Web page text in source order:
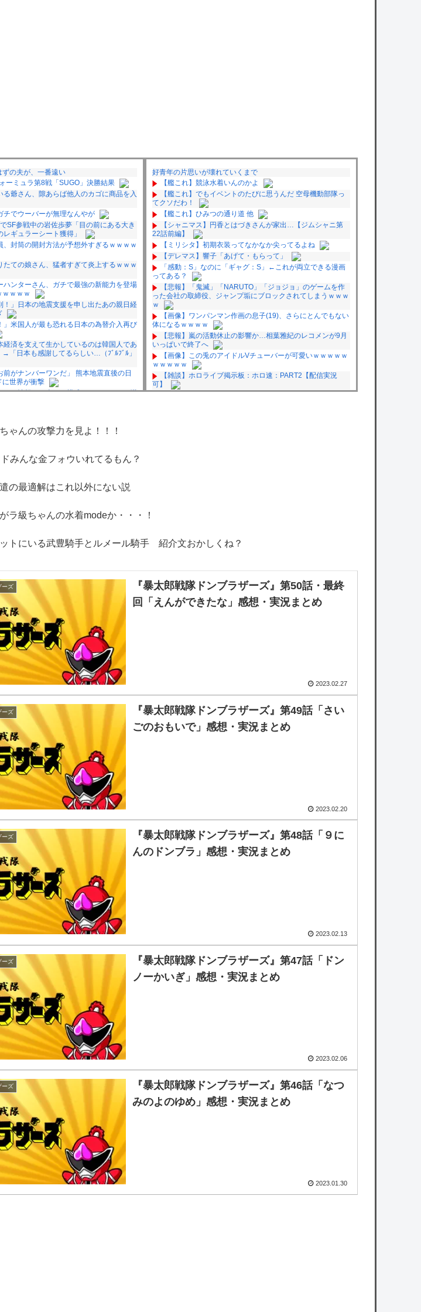
の夫が、一番遠い
ーミュラ第8戦「SUGO」決勝結果
る爺さん、隙あらば他人のカゴに商品を入
チでウーバーが無理なんやが
SF参戦中の岩佐歩夢「目の前にある大き
ギュラーシート獲得」
、封筒の開封方法が予想外すぎるｗｗｗｗ
たての娘さん、猛者すぎて炎上するｗｗｗ
ハンターさん、ガチで最強の新能力を登場
ｗｗｗ
！」日本の地震支援を申し出たあの親日経
」米国人が最も恐れる日本の為替介入再び
経済を支えて生かしているのは韓国人であ
「日本も感謝してるらしい…（ﾌﾞﾙﾌﾞﾙ」
前がナンバーワンだ」 熊本地震直後の日
に世界が衝撃
い情報まで含めて構成されたキャラの掛
100人）
的に最上さんも迅に後事を託すつもりで
ーダーに特化とは言うけど
うか特別課題消化時は別として
好青年の片思いが壊れていくまで
【艦これ】競泳水着いんのかよ
【艦これ】でもイベントのたびに思うんだ 空母機動部隊っ
てクソだわ！
【艦これ】ひみつの通り道 他
【シャニマス】円香とはづきさんが家出…【ジムシャニ第
22話前編】
【ミリシタ】初期衣装ってなかなか尖ってるよね
【デレマス】響子「あげて・もらって」
「感動：S」なのに「ギャグ：S」←これが両立できる漫画
ってある？
【悲報】「鬼滅」「NARUTO」「ジョジョ」のゲームを作
った会社の取締役、ジャンプ垢にブロックされてしまうｗｗｗ
ｗ
【画像】ワンパンマン作画の息子(19)、さらにとんでもない
体になるｗｗｗｗ
【悲報】嵐の活動休止の影響か…相葉雅紀のレコメンが9月
いっぱいで終了へ
【画像】この兎のアイドルVチューバーが可愛いｗｗｗｗｗ
ｗｗｗｗｗ
【雑談】ホロライブ掲示板：ホロ速：PART2【配信実況
可】
ゃんの攻撃力を見よ！！！
ドみんな金フォウいれてるもん？
の最適解はこれ以外にない説
ラ級ちゃんの水着modeか・・・！
ットにいる武豊騎手とルメール騎手 紹介文おかしくね？
ーズ
『暴太郎戦隊ドンブラザーズ』第50話・最終
回「えんができたな」感想・実況まとめ
2023.02.27
ーズ
『暴太郎戦隊ドンブラザーズ』第49話「さい
ごのおもいで」感想・実況まとめ
2023.02.20
ーズ
『暴太郎戦隊ドンブラザーズ』第48話「９に
んのドンブラ」感想・実況まとめ
2023.02.13
ーズ
『暴太郎戦隊ドンブラザーズ』第47話「ドン
ノーかいぎ」感想・実況まとめ
2023.02.06
ーズ
『暴太郎戦隊ドンブラザーズ』第46話「なつ
みのよのゆめ」感想・実況まとめ
2023.01.30